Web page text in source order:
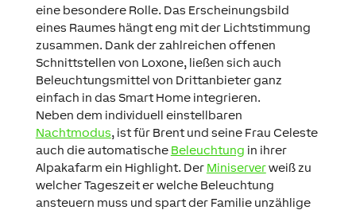
eine besondere Rolle. Das Erscheinungsbild
eines Raumes hängt eng mit der Lichtstimmung
zusammen. Dank der zahlreichen offenen
Schnittstellen von Loxone, ließen sich auch
Beleuchtungsmittel von Drittanbieter ganz
einfach in das Smart Home integrieren.
Neben dem individuell einstellbaren
Nachtmodus, ist für Brent und seine Frau Celeste
auch die automatische Beleuchtung in ihrer
Alpakafarm ein Highlight. Der Miniserverweiß zu
welcher Tageszeit er welche Beleuchtung
ansteuern muss und spart der Familie unzählige